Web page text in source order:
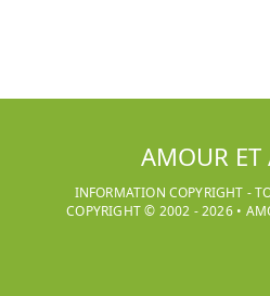
AMOUR ET
INFORMATION COPYRIGHT -
COPYRIGHT © 2002 -2026•